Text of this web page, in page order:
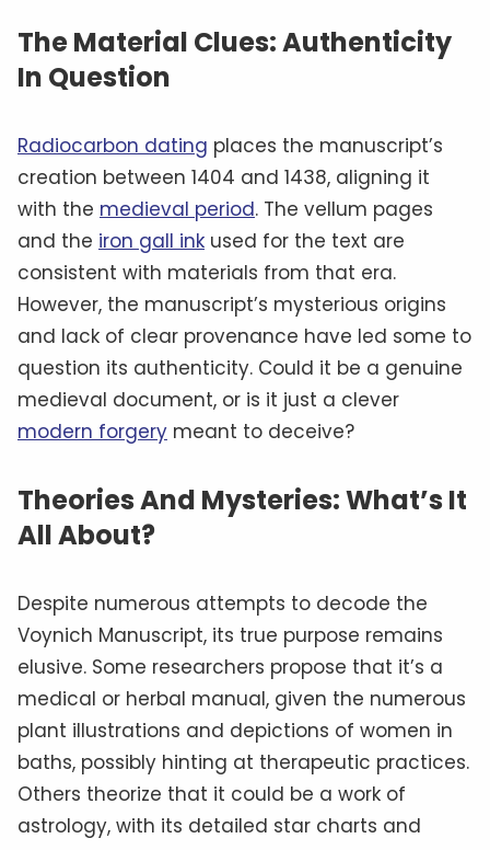
The Material Clues: Authenticity
In Question
Radiocarbon dating places the manuscript’s
creation between 1404 and 1438, aligning it
with the medieval period. The vellum pages
and the iron gall ink used for the text are
consistent with materials from that era.
However, the manuscript’s mysterious origins
and lack of clear provenance have led some to
question its authenticity. Could it be a genuine
medieval document, or is it just a clever
modern forgery meant to deceive?
Theories And Mysteries: What’s It
All About?
Despite numerous attempts to decode the
Voynich Manuscript, its true purpose remains
elusive. Some researchers propose that it’s a
medical or herbal manual, given the numerous
plant illustrations and depictions of women in
baths, possibly hinting at therapeutic practices.
Others theorize that it could be a work of
astrology, with its detailed star charts and